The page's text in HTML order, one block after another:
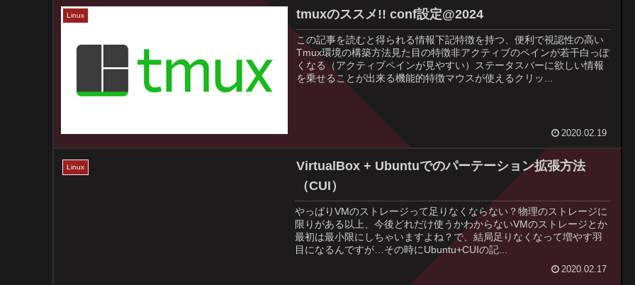
Linux tmuxのススメ!! conf設定@2024
この記事を読むと得られる情報下記特徴を持つ、便利で視認性の高い
Tmux環境の構築方法見た目の特徴非アクティブのペインが若干白っぽ
くなる（アクティブペインが見やすい）ステータスバーに欲しい情報
を乗せることが出来る機能的特徴マウスが使えるクリッ...
2020.02.19
Linux
VirtualBox + Ubuntuでのパーテーション拡張方法
（CUI）
やっぱりVMのストレージって足りなくならない？物理のストレージに
限りがある以上、今後どれだけ使うかわからないVMのストレージとか
最初は最小限にしちゃいますよね？で、結局足りなくなって増やす羽
目になるんですが…その時にUbuntu+CUIの記...
2020.02.17